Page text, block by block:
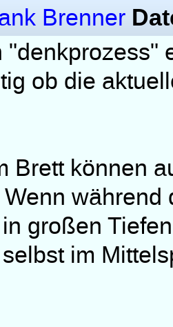
Brenner
"denkprozess"
ob die
Brett können
großen
im